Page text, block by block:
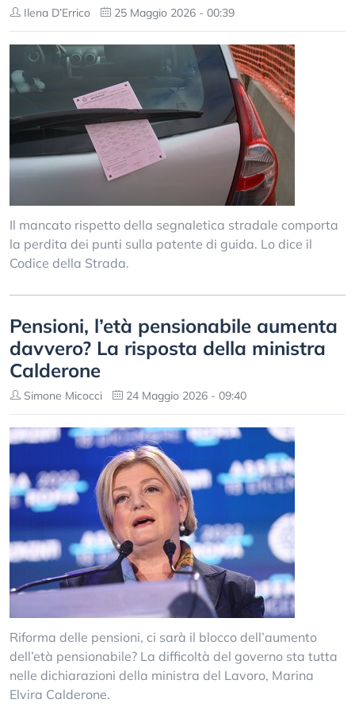
Ilena D’Errico 25 Maggio 2026 - 00:39
Il mancato rispetto della segnaletica stradale comporta
la perdita dei punti sulla patente di guida. Lo dice il
Codice della Strada.
Pensioni, l’età pensionabile aumenta
davvero? La risposta della ministra
Calderone
Simone Micocci 24 Maggio 2026 - 09:40
Riforma delle pensioni, ci sarà il blocco dell’aumento
dell’età pensionabile? La difficoltà del governo sta tutta
nelle dichiarazioni della ministra del Lavoro, Marina
Elvira Calderone.